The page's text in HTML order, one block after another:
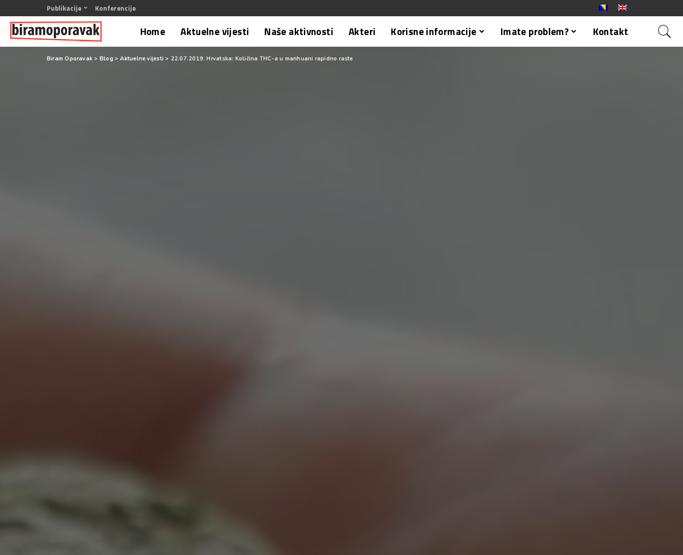
Publikacije Konferencije
Home Aktuelne vijesti Naše aktivnosti Akteri Korisne informacije Imate problem? Kontakt
Biram Oporavak > Blog >Aktuelne vijesti > 22.07.2019. Hrvatska: Količina THC-a u marihuani rapidno raste